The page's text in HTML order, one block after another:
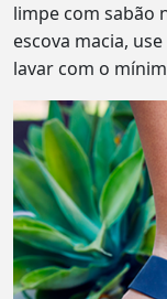
limpe com sabão
escova macia,
lavar com o